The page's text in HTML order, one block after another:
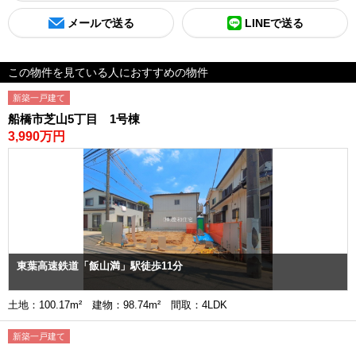
メールで送る LINEで送る
この物件を見ている人におすすめの物件
新築一戸建て
船橋市芝山5丁目 1号棟
3,990万円
東葉高速鉄道「飯山満」駅徒歩11分
土地：100.17m² 建物：98.74m² 間取：4LDK
新築一戸建て